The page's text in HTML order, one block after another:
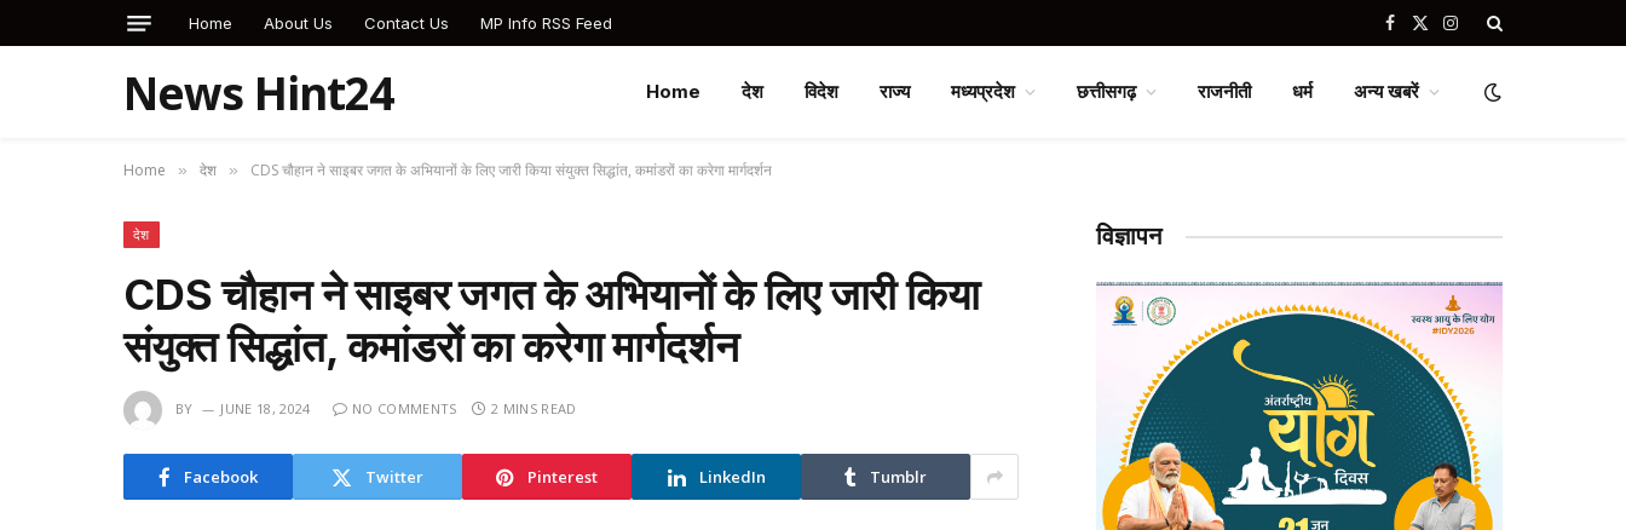
Home About Us Contact Us MP Info RSS Feed Facebook
X
Instagram
News Hint24 Home देश विदेश राज्य मध्यप्रदेश छत्तीसगढ़ राजनीती धर्म अन्य खबरें
Home » देश » CDS चौहान ने साइबर जगत के अभियानों के लिए जारी किया संयुक्त सिद्धांत, कमांडरों का करेगा मार्गदर्शन
देश
CDS चौहान ने साइबर जगत के अभियानों के लिए जारी किया
संयुक्त सिद्धांत, कमांडरों का करेगा मार्गदर्शन
BY JUNE 18, 2024 NO COMMENTS 2 MINS READ
Facebook Twitter Pinterest LinkedIn Tumblr
विज्ञापन